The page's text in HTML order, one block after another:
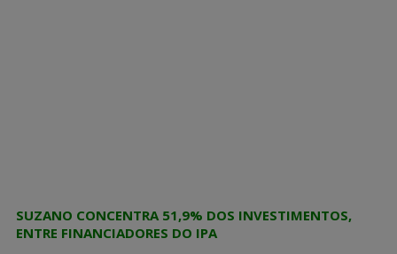
SUZANO CONCENTRA 51,9% DOS INVESTIMENTOS,
ENTRE FINANCIADORES DO IPA